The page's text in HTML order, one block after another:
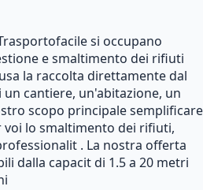
si occupano
e smaltimento dei rifiuti
la raccolta direttamente dal
cantiere, un'abitazione, un
scopo principale semplificare
lo smaltimento dei rifiuti,
. La nostra offerta
dalla capacit di 1.5 a 20 metri